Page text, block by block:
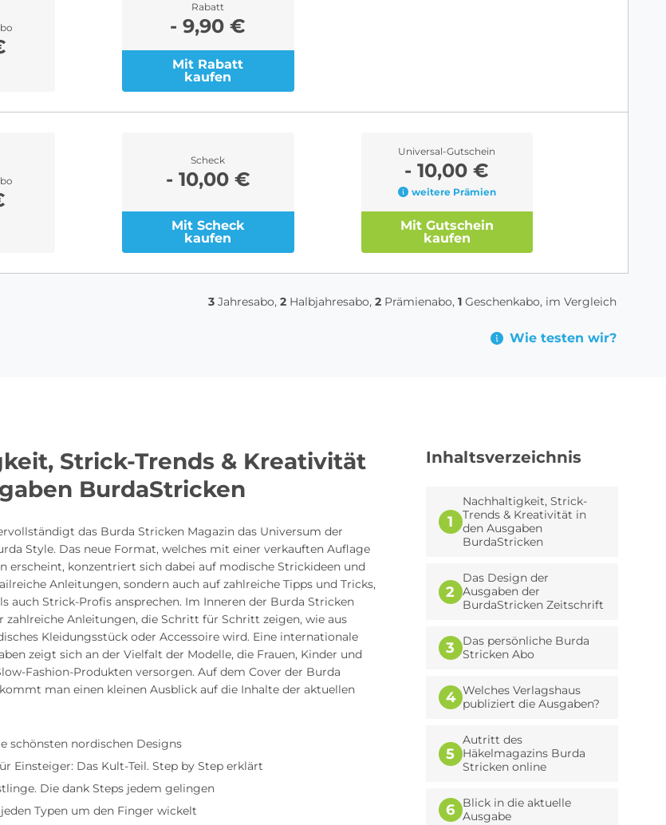
Rabatt
- 9,90 €
Mit Rabatt
kaufen
Scheck
- 10,00 €
Mit Scheck
kaufen
Universal-Gutschein
- 10,00 €
weitere Prämien
Mit Gutschein
kaufen
3 Jahresabo, 2 Halbjahresabo, 2 Prämienabo, 1 Geschenkabo, im Vergleich
Wie testen wir?
Strick-Trends & Kreativität
BurdaStricken
das Burda Stricken Magazin das Universum der
Style. Das neue Format, welches mit einer verkauften Auflage
erscheint, konzentriert sich dabei auf modische Strickideen und
Anleitungen, sondern auch auf zahlreiche Tipps und Tricks,
auch Strick-Profis ansprechen. Im Inneren der Burda Stricken
zahlreiche Anleitungen, die Schritt für Schritt zeigen, wie aus
Kleidungsstück oder Accessoire wird. Eine internationale
zeigt sich an der Vielfalt der Modelle, die Frauen, Kinder und
Fashion-Produkten versorgen. Auf dem Cover der Burda
man einen kleinen Ausblick auf die Inhalte der aktuellen
schönsten nordischen Designs
Einsteiger: Das Kult-Teil. Step by Step erklärt
Die dank Steps jedem gelingen
Typen um den Finger wickelt
Inhaltsverzeichnis
1
Nachhaltigkeit, Strick-
Trends & Kreativität in
den Ausgaben
BurdaStricken
2
Das Design der
Ausgaben der
BurdaStricken Zeitschrift
3 Das persönliche Burda
Stricken Abo
4 Welches Verlagshaus
publiziert die Ausgaben?
5
Autritt des
Häkelmagazins Burda
Stricken online
6 Blick in die aktuelle
Ausgabe